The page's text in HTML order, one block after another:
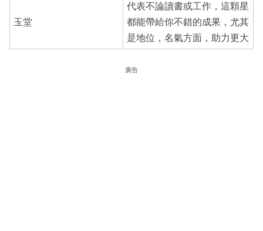
玉堂
代表不論讀書或工作，這顆星
都能帶給你不錯的成果，尤其
是地位，名氣方面，助力更大
廣告